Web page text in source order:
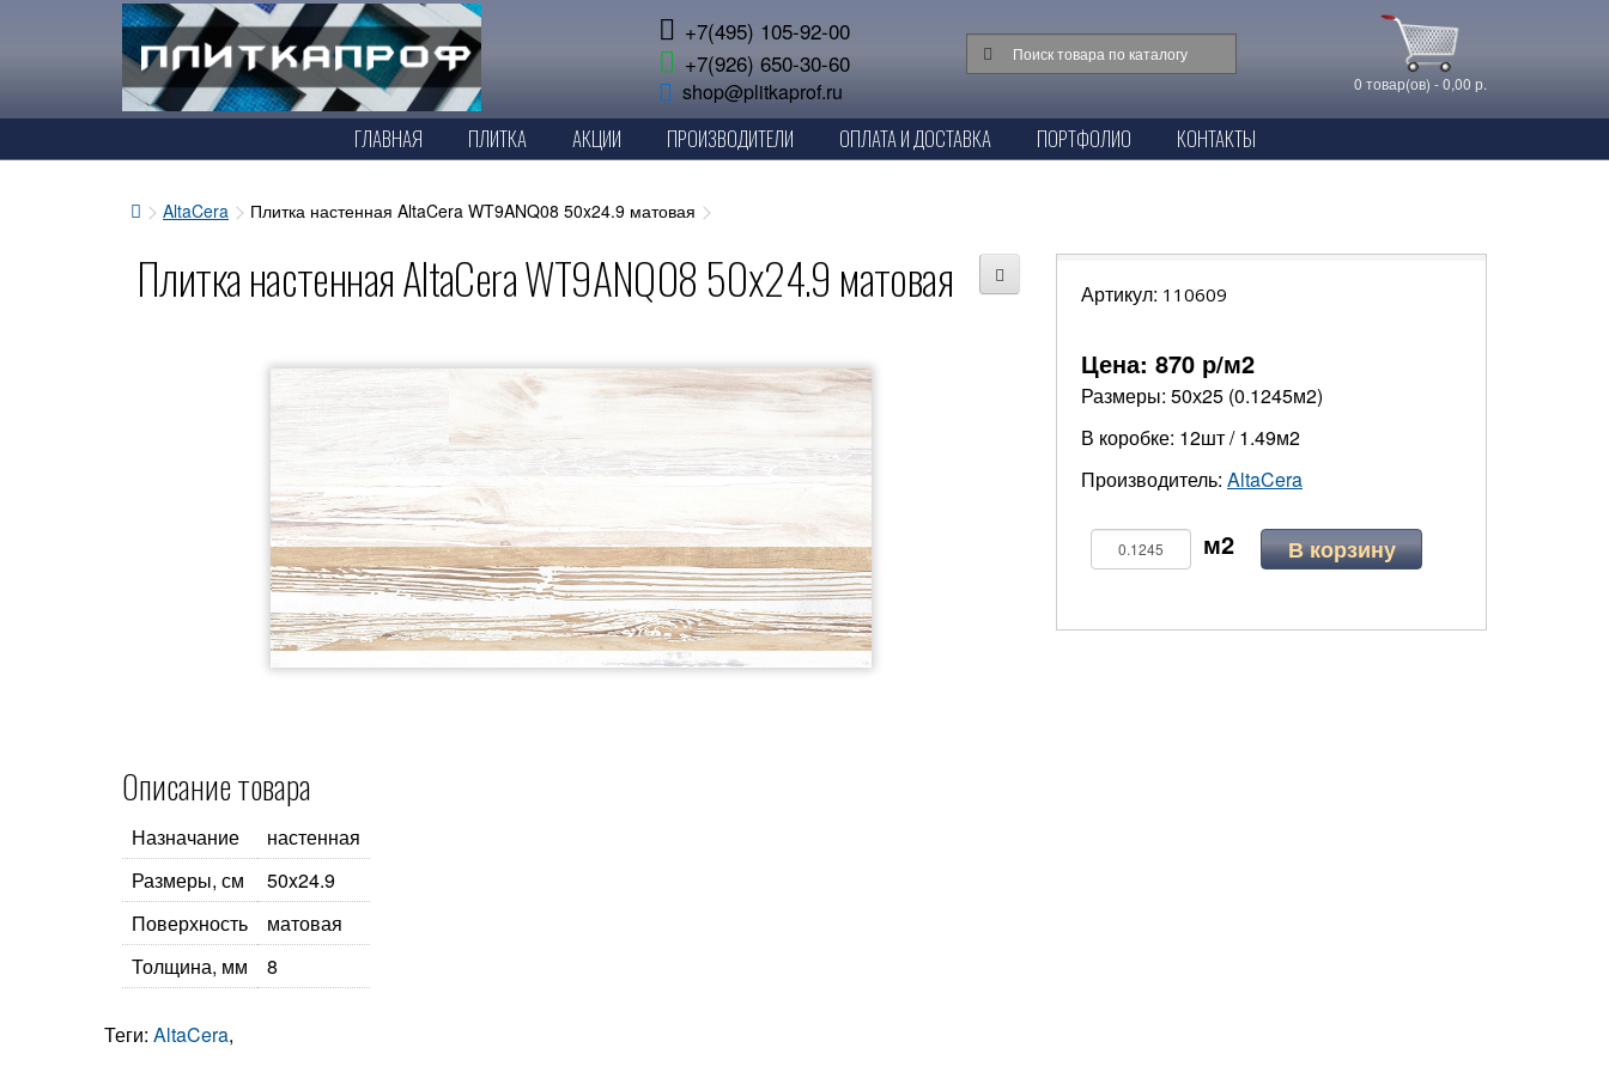
+7(495) 105-92-00
+7(926) 650-30-60
shop@plitkaprof.ru 0 товар(ов) - 0,00 р.
ГЛАВНАЯ ПЛИТКА АКЦИИ ПРОИЗВОДИТЕЛИ ОПЛАТА И ДОСТАВКА ПОРТФОЛИО КОНТАКТЫ
AltaCera Плитка настенная AltaCera WT9ANQ08 50x24.9 матовая
Плитка настенная AltaCera WT9ANQ08 50x24.9 матовая
Описание товара
Назначание
настенная
Размеры, см
50x24.9
Поверхность
матовая
Толщина, мм
8
Артикул: 110609
Цена: 870 р/м2
Размеры: 50х25 (0.1245м2)
В коробке: 12шт / 1.49м2
Производитель: AltaCera
В корзину
Теги: AltaCera,